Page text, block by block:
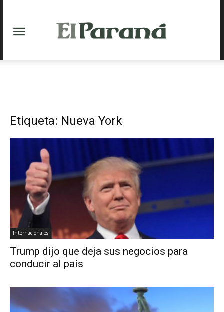
Etiqueta: Nueva York
Internacionales
Trump dijo que deja sus negocios para
conducir al país